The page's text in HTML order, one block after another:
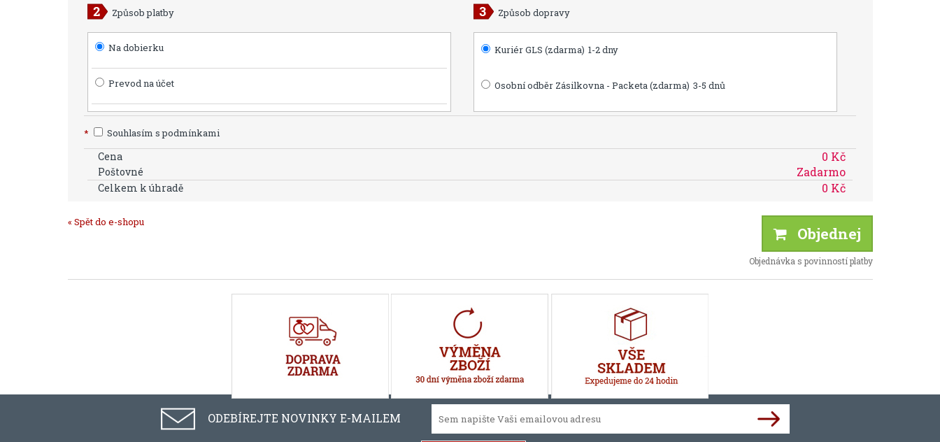
Způsob platby
Na dobierku
Prevod na účet
Způsob dopravy
Kuriér GLS (zdarma) 1-2 dny
Osobní odběr Zásilkovna - Packeta (zdarma) 3-5 dnů
* Souhlasím s podmínkami
Cena 0 Kč
Poštovné Zadarmo
Celkem k úhradě 0 Kč
« Spět do e-shopu
Objednej
Objednávka s povinností platby
ODEBÍREJTE NOVINKY E-MAILEM